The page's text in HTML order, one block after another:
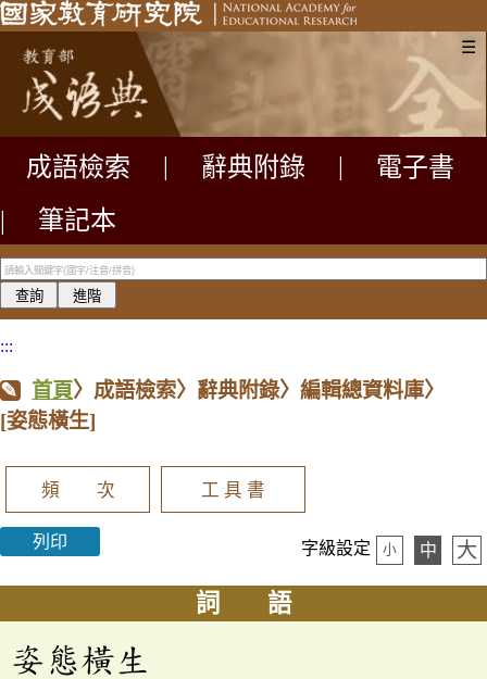
☰
成語檢索 辭典附錄
電子書
|
筆記本
:::
首頁〉成語檢索〉辭典附錄〉編輯總資料庫〉
[姿態橫生]
頻 次 工 具 書
列印 字級設定 小 中 大
詞 語
姿態橫生